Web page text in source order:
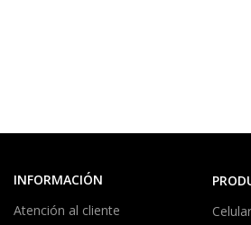
INFORMACIÓN
Atención al cliente